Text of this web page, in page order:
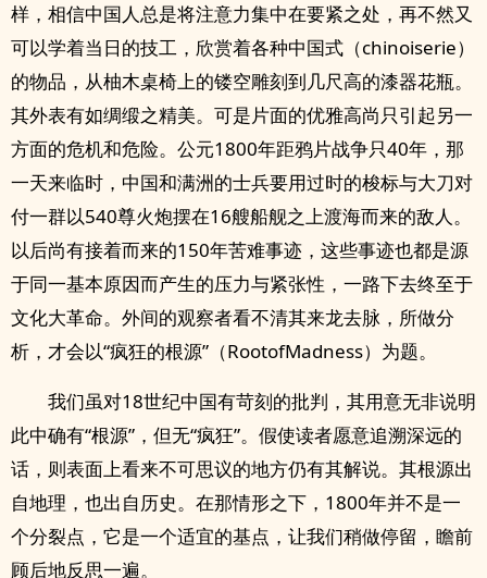
样，相信中国人总是将注意力集中在要紧之处，再不然又
可以学着当日的技工，欣赏着各种中国式（chinoiserie）
的物品，从柚木桌椅上的镂空雕刻到几尺高的漆器花瓶。
其外表有如绸缎之精美。可是片面的优雅高尚只引起另一
方面的危机和危险。公元1800年距鸦片战争只40年，那
一天来临时，中国和满洲的士兵要用过时的梭标与大刀对
付一群以540尊火炮摆在16艘船舰之上渡海而来的敌人。
以后尚有接着而来的150年苦难事迹，这些事迹也都是源
于同一基本原因而产生的压力与紧张性，一路下去终至于
文化大革命。外间的观察者看不清其来龙去脉，所做分
析，才会以“疯狂的根源”（RootofMadness）为题。
我们虽对18世纪中国有苛刻的批判，其用意无非说明
此中确有“根源”，但无“疯狂”。假使读者愿意追溯深远的
话，则表面上看来不可思议的地方仍有其解说。其根源出
自地理，也出自历史。在那情形之下，1800年并不是一
个分裂点，它是一个适宜的基点，让我们稍做停留，瞻前
顾后地反思一遍。